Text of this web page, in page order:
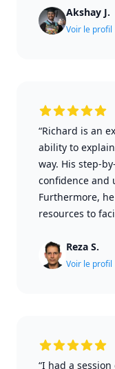
Akshay J.
Voir le profil
“Richard is an
ability to
way. His step-
confidence and
Furthermore,
resources to
Reza S.
Voir le profil
“I had a